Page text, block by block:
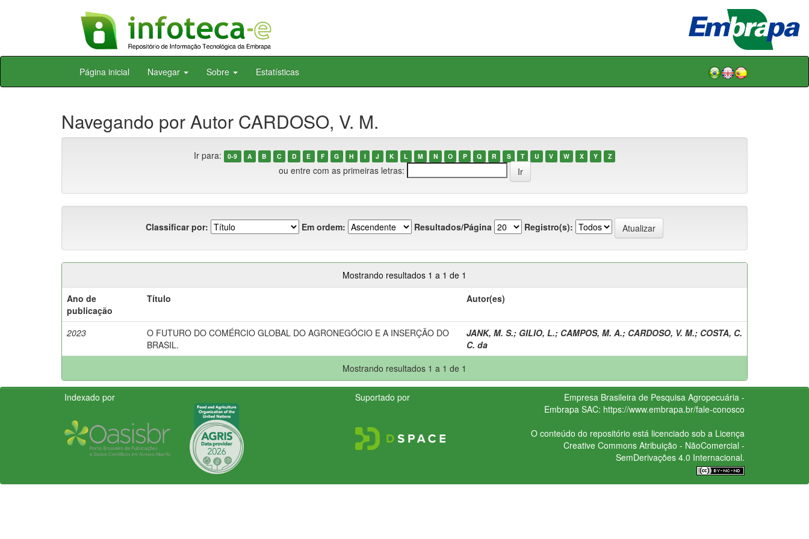
Skip
Página inicial Navegar Sobre Estatísticas
Navegando por Autor CARDOSO, V. M.
Ir para: 0-9 A B C D E F G H I J K L M N O P Q R S T U V W X Y Z
ou entre com as primeiras letras:
Classificar por: Em ordem: Resultados/Página Registro(s):
Mostrando resultados 1 a 1 de 1
Ano de
publicação
Título Autor(es)
2023
O FUTURO DO COMÉRCIO GLOBAL DO AGRONEGÓCIO E A INSERÇÃO DO
BRASIL.
JANK, M. S.; GILIO, L.; CAMPOS, M. A.; CARDOSO, V. M.; COSTA, C.
C. da
Mostrando resultados 1 a 1 de 1
Indexado por Suportado por
Empresa Brasileira de Pesquisa Agropecuária -
Embrapa SAC: https://www.embrapa.br/fale-conosco
O conteúdo do repositório está licenciado sob a Licença
Creative CommonsAtribuição - NãoComercial -
SemDerivações 4.0 Internacional.